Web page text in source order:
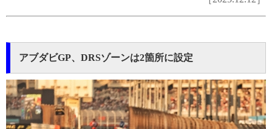
アブダビGP、DRSゾーンは2箇所に設定